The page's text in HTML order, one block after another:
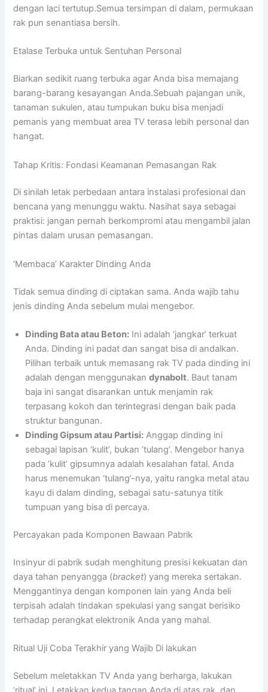
dengan laci tertutup.Semua tersimpan di dalam, permukaan
rak pun senantiasa bersih.
Etalase Terbuka untuk Sentuhan Personal
Biarkan sedikit ruang terbuka agar Anda bisa memajang
barang-barang kesayangan Anda.Sebuah pajangan unik,
tanaman sukulen, atau tumpukan buku bisa menjadi
pemanis yang membuat area TV terasa lebih personal dan
hangat.
Tahap Kritis: Fondasi Keamanan Pemasangan Rak
Di sinilah letak perbedaan antara instalasi profesional dan
bencana yang menunggu waktu. Nasihat saya sebagai
praktisi: jangan pernah berkompromi atau mengambil jalan
pintas dalam urusan pemasangan.
‘Membaca’ Karakter Dinding Anda
Tidak semua dinding di ciptakan sama. Anda wajib tahu
jenis dinding Anda sebelum mulai mengebor.
Dinding Bata atau Beton: Ini adalah ‘jangkar’ terkuat
Anda. Dinding ini padat dan sangat bisa di andalkan.
Pilihan terbaik untuk memasang rak TV pada dinding ini
adalah dengan menggunakandynabolt. Baut tanam
baja ini sangat disarankan untuk menjamin rak
terpasang kokoh dan terintegrasi dengan baik pada
struktur bangunan.
Dinding Gipsum atau Partisi: Anggap dinding ini
sebagai lapisan ‘kulit’, bukan ‘tulang’. Mengebor hanya
pada ‘kulit’ gipsumnya adalah kesalahan fatal. Anda
harus menemukan ‘tulang’-nya, yaitu rangka metal atau
kayu di dalam dinding, sebagai satu-satunya titik
tumpuan yang bisa di percaya.
Percayakan pada Komponen Bawaan Pabrik
Insinyur di pabrik sudah menghitung presisi kekuatan dan
daya tahan penyangga (bracket) yang mereka sertakan.
Menggantinya dengan komponen lain yang Anda beli
terpisah adalah tindakan spekulasi yang sangat berisiko
terhadap perangkat elektronik Anda yang mahal.
Ritual Uji Coba Terakhir yang Wajib Di lakukan
Sebelum meletakkan TV Anda yang berharga, lakukan